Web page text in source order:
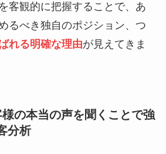
客観的に把握することで、あ
るべき独自のポジション、つ
れる明確な理由が見えてきま
の本当の声を聞くことで強
分析